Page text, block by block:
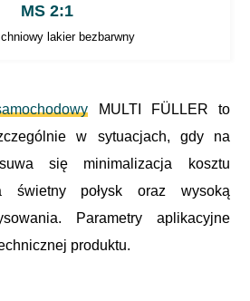
MS 2:1
lakier bezbarwny
MULTI FÜLLER to
w sytuacjach, gdy na
się minimalizacja kosztu
świetny połysk oraz wysoką
Parametry aplikacyjne
produktu.